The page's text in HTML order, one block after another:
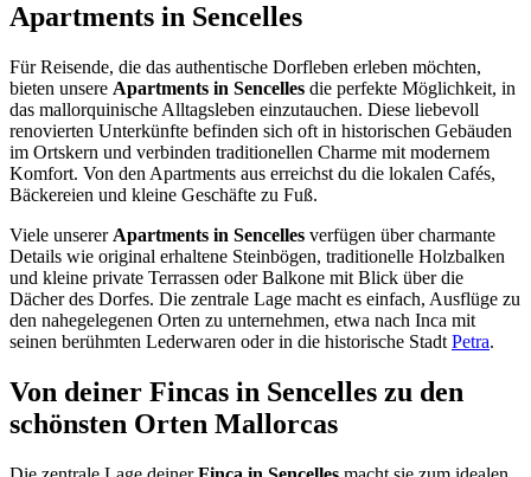
Apartments in Sencelles
Für Reisende, die das authentische Dorfleben erleben möchten,
bieten unsere Apartments in Sencelles die perfekte Möglichkeit, in
das mallorquinische Alltagsleben einzutauchen. Diese liebevoll
renovierten Unterkünfte befinden sich oft in historischen Gebäuden
im Ortskern und verbinden traditionellen Charme mit modernem
Komfort. Von den Apartments aus erreichst du die lokalen Cafés,
Bäckereien und kleine Geschäfte zu Fuß.
Viele unserer Apartments in Sencelles verfügen über charmante
Details wie original erhaltene Steinbögen, traditionelle Holzbalken
und kleine private Terrassen oder Balkone mit Blick über die
Dächer des Dorfes. Die zentrale Lage macht es einfach, Ausflüge zu
den nahegelegenen Orten zu unternehmen, etwa nach Inca mit
seinen berühmten Lederwaren oder in die historische Stadt Petra.
Von deiner Fincas in Sencelles zu den
schönsten Orten Mallorcas